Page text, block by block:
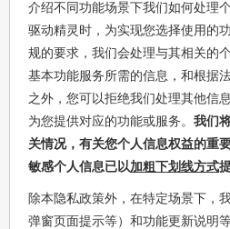
介绍不同功能场景下我们如何处理
驱动精灵时，为实现您选择使用的
规的要求，我们会处理与其相关的
基本功能服务所需的信息，和根据
之外，您可以拒绝我们处理其他信
为您提供对应的功能或服务。 我们
关情况，有关您个人信息权益的重
敏感个人信息已以加粗下划线方式
除本隐私政策外，在特定场景下，
弹窗页面提示等）和功能更新说明